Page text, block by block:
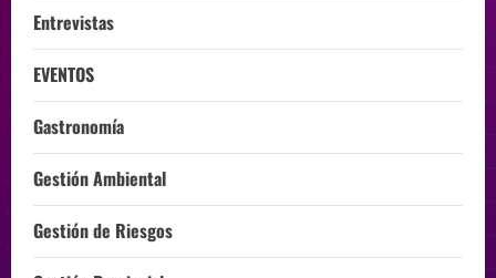
Entrevistas
EVENTOS
Gastronomía
Gestión Ambiental
Gestión de Riesgos